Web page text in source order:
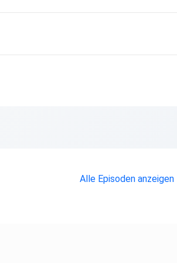
Alle Episoden anzeigen